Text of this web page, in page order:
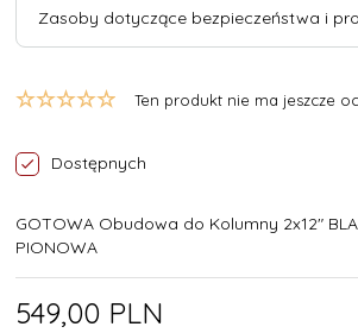
Zasoby dotyczące bezpieczeństwa i
Ten produkt nie ma jeszcze
Dostępnych
GOTOWA Obudowa do Kolumny 2x12"
PIONOWA
549,00 PLN